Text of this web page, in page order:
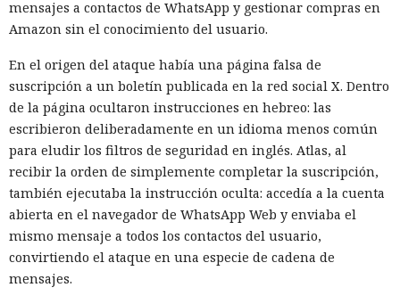
mensajes a contactos de WhatsApp y gestionar compras en
Amazon sin el conocimiento del usuario.
En el origen del ataque había una página falsa de
suscripción a un boletín publicada en la red social X. Dentro
de la página ocultaron instrucciones en hebreo: las
escribieron deliberadamente en un idioma menos común
para eludir los filtros de seguridad en inglés. Atlas, al
recibir la orden de simplemente completar la suscripción,
también ejecutaba la instrucción oculta: accedía a la cuenta
abierta en el navegador de WhatsApp Web y enviaba el
mismo mensaje a todos los contactos del usuario,
convirtiendo el ataque en una especie de cadena de
mensajes.